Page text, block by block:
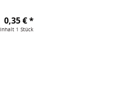
Inhalt 1 Stück
0,35 € *